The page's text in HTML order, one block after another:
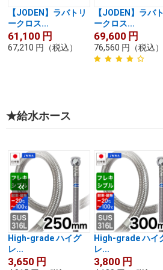
【JODEN】ラバトリ
ークロス...
61,100 円
67,210 円 （税込）
【JODEN】ラバ
ークロス...
69,600 円
76,560 円 （税込）
★給水ホース
High-grade ハイグ
レ...
3,650 円
High-grade ハイ
レ...
3,800 円